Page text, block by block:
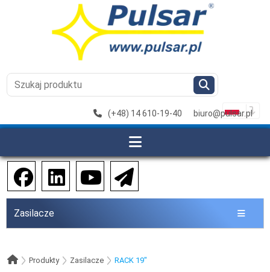
(+48) 14 610-19-40 biuro@pulsar.pl
Zasilacze
Produkty Zasilacze RACK 19"